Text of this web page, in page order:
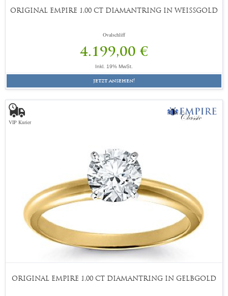
ORIGINAL EMPIRE 1,00 CT DIAMANTRING IN WEISSGOLD
Ovalschliff
4.199,00 €
Inkl. 19% MwSt.
jetzt ansehen!
VIP Kurier
ORIGINAL EMPIRE 1,00 CT DIAMANTRING IN GELBGOLD